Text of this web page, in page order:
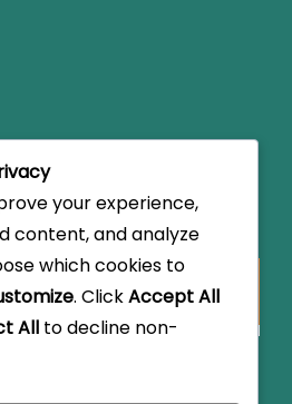
your experience,
content, and analyze
which cookies to
. ClickAccept All
All to decline non-